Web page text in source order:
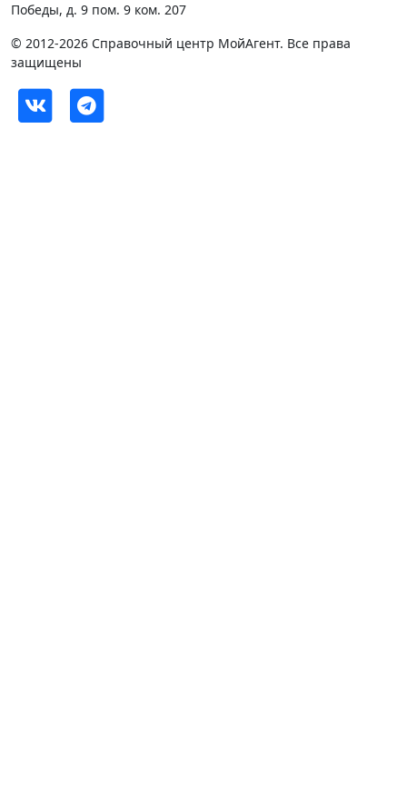
Победы, д. 9 пом. 9 ком. 207
© 2012-2026 Справочный центр МойАгент. Все права
защищены